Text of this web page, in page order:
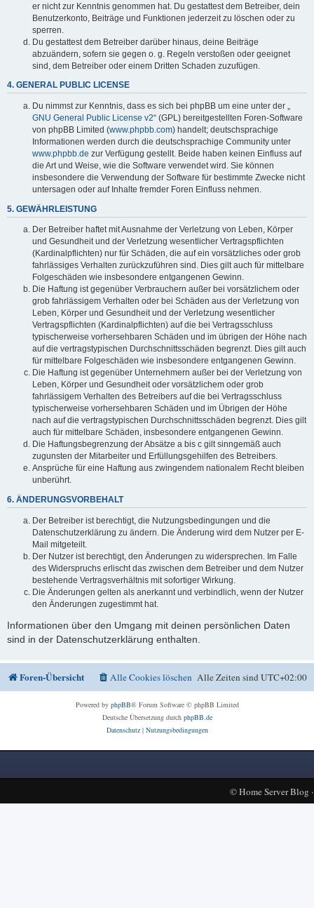
er nicht zur Kenntnis genommen hat. Du gestattest dem Betreiber, dein
Benutzerkonto, Beiträge und Funktionen jederzeit zu löschen oder zu
sperren.
Du gestattest dem Betreiber darüber hinaus, deine Beiträge
abzuändern, sofern sie gegen o. g. Regeln verstoßen oder geeignet
sind, dem Betreiber oder einem Dritten Schaden zuzufügen.
4. GENERAL PUBLIC LICENSE
Du nimmst zur Kenntnis, dass es sich bei phpBB um eine unter der „
GNU General Public License v2“ (GPL) bereitgestellten Foren-Software
von phpBB Limited (www.phpbb.com) handelt; deutschsprachige
Informationen werden durch die deutschsprachige Community unter
www.phpbb.de zur Verfügung gestellt. Beide haben keinen Einfluss auf
die Art und Weise, wie die Software verwendet wird. Sie können
insbesondere die Verwendung der Software für bestimmte Zwecke nicht
untersagen oder auf Inhalte fremder Foren Einfluss nehmen.
5. GEWÄHRLEISTUNG
Der Betreiber haftet mit Ausnahme der Verletzung von Leben, Körper
und Gesundheit und der Verletzung wesentlicher Vertragspflichten
(Kardinalpflichten) nur für Schäden, die auf ein vorsätzliches oder grob
fahrlässiges Verhalten zurückzuführen sind. Dies gilt auch für mittelbare
Folgeschäden wie insbesondere entgangenen Gewinn.
Die Haftung ist gegenüber Verbrauchern außer bei vorsätzlichem oder
grob fahrlässigem Verhalten oder bei Schäden aus der Verletzung von
Leben, Körper und Gesundheit und der Verletzung wesentlicher
Vertragspflichten (Kardinalpflichten) auf die bei Vertragsschluss
typischerweise vorhersehbaren Schäden und im übrigen der Höhe nach
auf die vertragstypischen Durchschnittsschäden begrenzt. Dies gilt auch
für mittelbare Folgeschäden wie insbesondere entgangenen Gewinn.
Die Haftung ist gegenüber Unternehmern außer bei der Verletzung von
Leben, Körper und Gesundheit oder vorsätzlichem oder grob
fahrlässigem Verhalten des Betreibers auf die bei Vertragsschluss
typischerweise vorhersehbaren Schäden und im Übrigen der Höhe
nach auf die vertragstypischen Durchschnittsschäden begrenzt. Dies gilt
auch für mittelbare Schäden, insbesondere entgangenen Gewinn.
Die Haftungsbegrenzung der Absätze a bis c gilt sinngemäß auch
zugunsten der Mitarbeiter und Erfüllungsgehilfen des Betreibers.
Ansprüche für eine Haftung aus zwingendem nationalem Recht bleiben
unberührt.
6. ÄNDERUNGSVORBEHALT
Der Betreiber ist berechtigt, die Nutzungsbedingungen und die
Datenschutzerklärung zu ändern. Die Änderung wird dem Nutzer per E-
Mail mitgeteilt.
Der Nutzer ist berechtigt, den Änderungen zu widersprechen. Im Falle
des Widerspruchs erlischt das zwischen dem Betreiber und dem Nutzer
bestehende Vertragsverhältnis mit sofortiger Wirkung.
Die Änderungen gelten als anerkannt und verbindlich, wenn der Nutzer
den Änderungen zugestimmt hat.
Informationen über den Umgang mit deinen persönlichen Daten
sind in der Datenschutzerklärung enthalten.
Foren-Übersicht Alle Zeiten sindUTC+02:00
Alle Cookies löschen
Powered by phpBB® Forum Software © phpBB Limited
Deutsche Übersetzung durch phpBB.de
Datenschutz| Nutzungsbedingungen
©Home Server Blog